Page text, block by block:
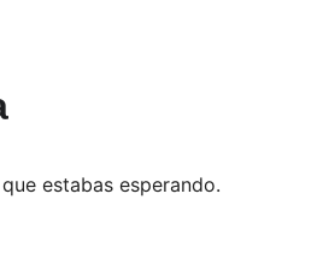
estabas esperando.